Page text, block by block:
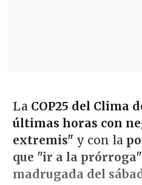
La COP25 del Clima
últimas horas con
extremis" y con la
que "ir a la
madrugada del